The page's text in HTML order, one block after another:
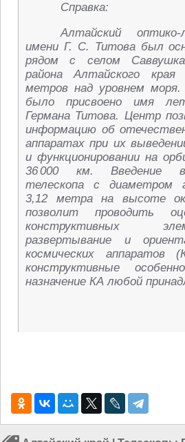
Справка:
Алтайский
имени Г. С. Титова был
рядом с селом Саввушка
района Алтайского
метров над уровнем
было присвоено имя
Германа Титова. Центр
информацию об
аппаратах при их
и функционировании на
36 000 км. Введение в
телескопа с диаметром
3,12 метра на высоте
позволит проводить
конструктивных
развертывание и
космических аппаратов
конструктивные
назначение КА любой